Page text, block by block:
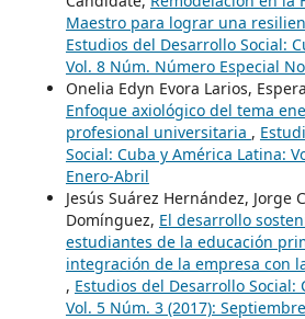
Maestro para lograr una
Estudios del Desarrollo Social:
Vol. 8 Núm. Número Especial
Onelia Edyn Evora Larios,
Enfoque axiológico del tema
profesional universitaria ,
Social: Cuba y América Latina:
Enero-Abril
Jesús Suárez Hernández, Jorge
Domínguez, El desarrollo
estudiantes de la educación
integración de la empresa con
, Estudios del Desarrollo Social:
Vol. 5 Núm. 3 (2017):